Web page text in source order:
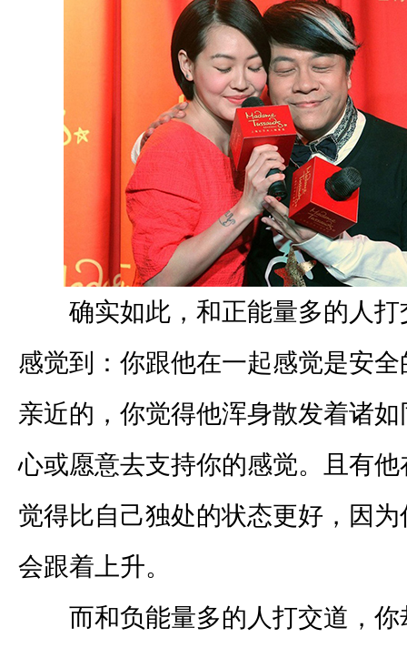
确实如此，和正能量多的人打
感觉到：你跟他在一起感觉是安
亲近的，你觉得他浑身散发着诸
心或愿意去支持你的感觉。且有
觉得比自己独处的状态更好，因
会跟着上升。
而和负能量多的人打交道，你